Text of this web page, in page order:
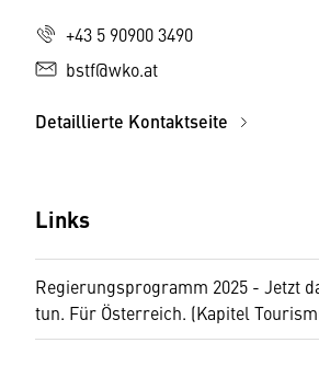
+43 5 90900 3490
bstf@wko.at
Detaillierte Kontaktseite
Links
Regierungsprogramm 2025 - Jetzt
tun. Für Österreich. (Kapitel